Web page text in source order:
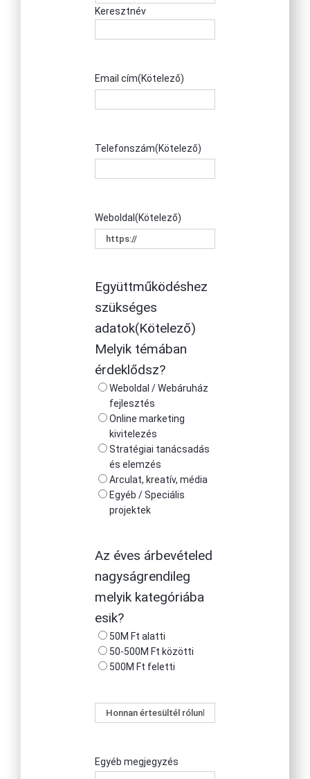
Keresztnév
Email cím(Kötelező)
Telefonszám(Kötelező)
Weboldal (Kötelező)
Együttműködéshez
szükséges
adatok(Kötelező)
Melyik témában
érdeklődsz?
Weboldal / Webáruház
fejlesztés
Online marketing
kivitelezés
Stratégiai tanácsadás
és elemzés
Arculat, kreatív, média
Egyéb / Speciális
projektek
Az éves árbevételed
nagyságrendileg
melyik kategóriába
esik?
50M Ft alatti
50-500M Ft közötti
500M Ft feletti
Honnan
értesültél
Egyéb megjegyzés